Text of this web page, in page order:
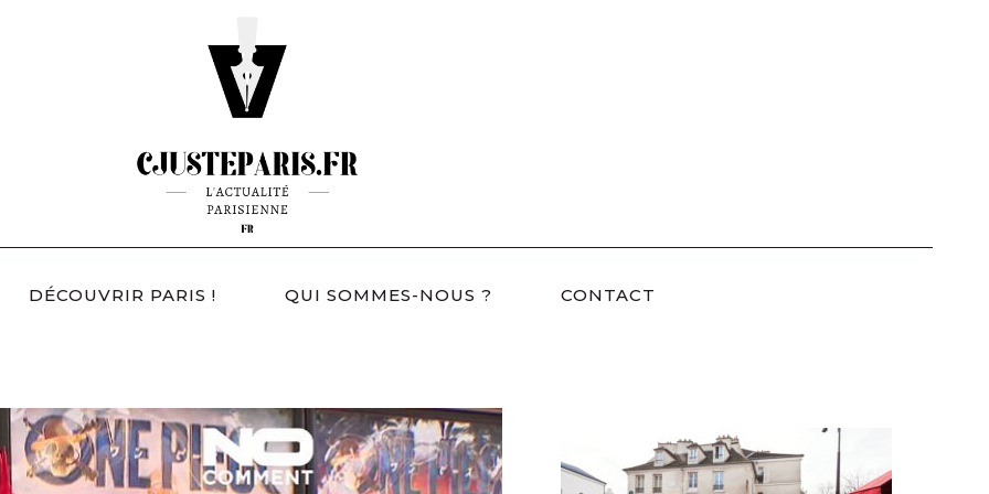
DÉCOUVRIR PARIS ! QUI SOMMES-NOUS ? CONTACT